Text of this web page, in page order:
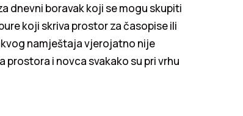
dnevni boravak koji se mogu skupiti
koji skriva prostor za časopise ili
namještaja vjerojatno nije
i novca svakako su pri vrhu